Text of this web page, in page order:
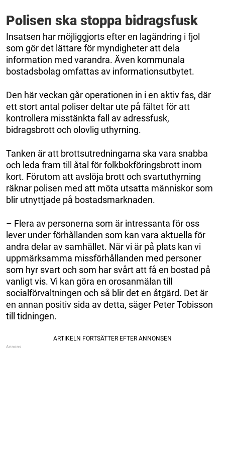
Polisen ska stoppa bidragsfusk
Insatsen har möjliggjorts efter en lagändring i fjol
som gör det lättare för myndigheter att dela
information med varandra. Även kommunala
bostadsbolag omfattas av informationsutbytet.
Den här veckan går operationen in i en aktiv fas, där
ett stort antal poliser deltar ute på fältet för att
kontrollera misstänkta fall av adressfusk,
bidragsbrott och olovlig uthyrning.
Tanken är att brottsutredningarna ska vara snabba
och leda fram till åtal för folkbokföringsbrott inom
kort. Förutom att avslöja brott och svartuthyrning
räknar polisen med att möta utsatta människor som
blir utnyttjade på bostadsmarknaden.
– Flera av personerna som är intressanta för oss
lever under förhållanden som kan vara aktuella för
andra delar av samhället. När vi är på plats kan vi
uppmärksamma missförhållanden med personer
som hyr svart och som har svårt att få en bostad på
vanligt vis. Vi kan göra en orosanmälan till
socialförvaltningen och så blir det en åtgärd. Det är
en annan positiv sida av detta, säger Peter Tobisson
till tidningen.